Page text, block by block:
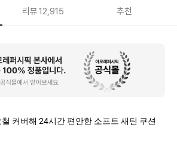
리뷰12,915 추천
커버해 24시간 편안한 소프트 새틴 쿠션